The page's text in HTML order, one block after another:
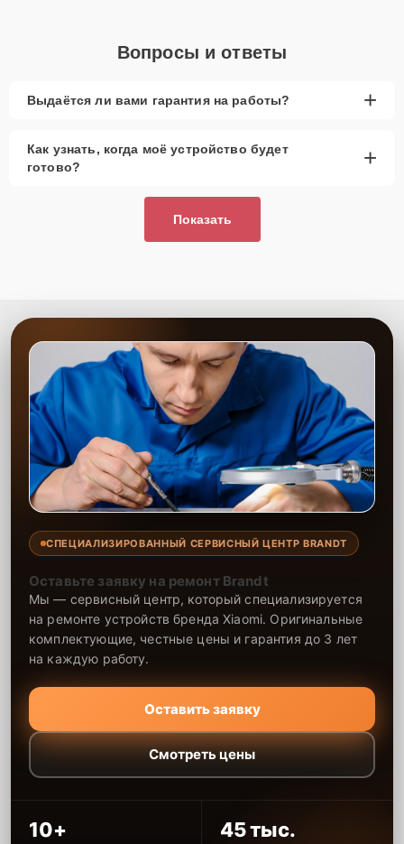
Вопросы и ответы
Выдаётся ли вами гарантия на работы? +
Как узнать, когда моё устройство будет
готово?
+
Показать
СПЕЦИАЛИЗИРОВАННЫЙ СЕРВИСНЫЙ ЦЕНТР BRANDT
Оставьте заявку на ремонт Brandt
Мы — сервисный центр, который специализируется
на ремонте устройств бренда Xiaomi. Оригинальные
комплектующие, честные цены и гарантия до 3 лет
на каждую работу.
Оставить заявку
Смотреть цены
10+ 45 тыс.